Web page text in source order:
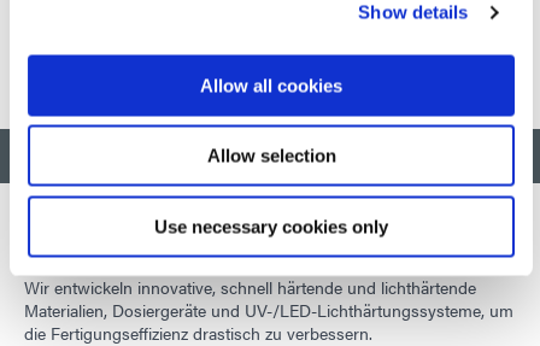
Show details
Allow all cookies
Allow selection
Use necessary cookies only
ZURÜCK NACH OBEN
Wir entwickeln innovative, schnell härtende und lichthärtende
Materialien, Dosiergeräte und UV-/LED-Lichthärtungssysteme, um
die Fertigungseffizienz drastisch zu verbessern.